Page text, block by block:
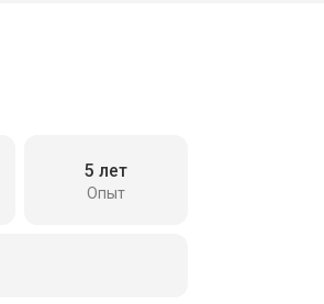
Опыт
5 лет